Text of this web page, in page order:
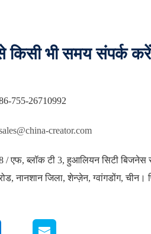
किसी भी समय संपर्क करें
755-26710992
creator.com
/ एफ, ब्लॉक टी 3, हुआलियन सिटी बिजनेस
नानशान जिला, शेन्ज़ेन, ग्वांगडोंग,